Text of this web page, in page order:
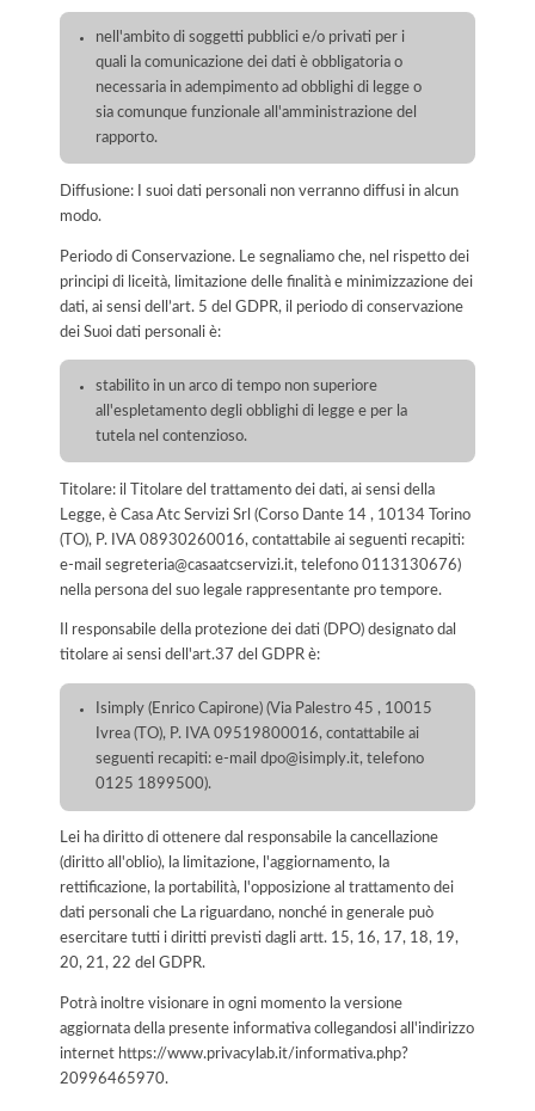
nell'ambito di soggetti pubblici e/o privati per i
quali la comunicazione dei dati è obbligatoria o
necessaria in adempimento ad obblighi di legge o
sia comunque funzionale all'amministrazione del
rapporto.
Diffusione: I suoi dati personali non verranno diffusi in alcun
modo.
Periodo di Conservazione. Le segnaliamo che, nel rispetto dei
principi di liceità, limitazione delle finalità e minimizzazione dei
dati, ai sensi dell’art. 5 del GDPR, il periodo di conservazione
dei Suoi dati personali è:
stabilito in un arco di tempo non superiore
all'espletamento degli obblighi di legge e per la
tutela nel contenzioso.
Titolare: il Titolare del trattamento dei dati, ai sensi della
Legge, è Casa Atc Servizi Srl (Corso Dante 14 , 10134 Torino
(TO), P. IVA 08930260016, contattabile ai seguenti recapiti:
e-mail segreteria@casaatcservizi.it, telefono 0113130676)
nella persona del suo legale rappresentante pro tempore.
Il responsabile della protezione dei dati (DPO) designato dal
titolare ai sensi dell'art.37 del GDPR è:
Isimply (Enrico Capirone) (Via Palestro 45 , 10015
Ivrea (TO), P. IVA 09519800016, contattabile ai
seguenti recapiti: e-mail dpo@isimply.it, telefono
0125 1899500).
Lei ha diritto di ottenere dal responsabile la cancellazione
(diritto all'oblio), la limitazione, l'aggiornamento, la
rettificazione, la portabilità, l'opposizione al trattamento dei
dati personali che La riguardano, nonché in generale può
esercitare tutti i diritti previsti dagli artt. 15, 16, 17, 18, 19,
20, 21, 22 del GDPR.
Potrà inoltre visionare in ogni momento la versione
aggiornata della presente informativa collegandosi all'indirizzo
internet https://www.privacylab.it/informativa.php?
20996465970.